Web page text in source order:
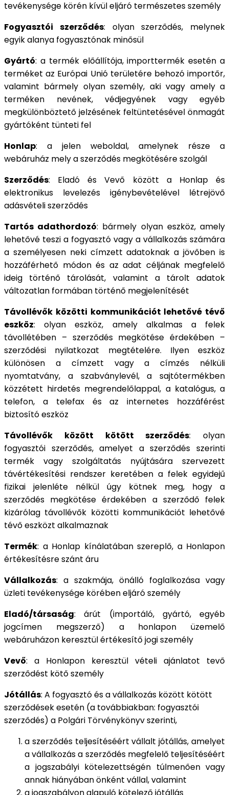
tevékenysége körén kívül eljáró természetes személy
Fogyasztói szerződés: olyan szerződés, melynek
egyik alanya fogyasztónak minősül
Gyártó: a termék előállítója, importtermék esetén a
terméket az Európai Unió területére behozó importőr,
valamint bármely olyan személy, aki vagy amely a
terméken nevének, védjegyének vagy egyéb
megkülönböztető jelzésének feltüntetésével önmagát
gyártóként tünteti fel
Honlap: a jelen weboldal, amelynek része a
webáruház mely a szerződés megkötésére szolgál
Szerződés: Eladó és Vevő között a Honlap és
elektronikus levelezés igénybevételével létrejövő
adásvételi szerződés
Tartós adathordozó: bármely olyan eszköz, amely
lehetővé teszi a fogyasztó vagy a vállalkozás számára
a személyesen neki címzett adatoknak a jövőben is
hozzáférhető módon és az adat céljának megfelelő
ideig történő tárolását, valamint a tárolt adatok
változatlan formában történő megjelenítését
Távollévők közötti kommunikációt lehetővé tévő
eszköz: olyan eszköz, amely alkalmas a felek
távollétében – szerződés megkötése érdekében –
szerződési nyilatkozat megtételére. Ilyen eszköz
különösen a címzett vagy a címzés nélküli
nyomtatvány, a szabványlevél, a sajtótermékben
közzétett hirdetés megrendelőlappal, a katalógus, a
telefon, a telefax és az internetes hozzáférést
biztosító eszköz
Távollévők között kötött szerződés: olyan
fogyasztói szerződés, amelyet a szerződés szerinti
termék vagy szolgáltatás nyújtására szervezett
távértékesítési rendszer keretében a felek egyidejű
fizikai jelenléte nélkül úgy kötnek meg, hogy a
szerződés megkötése érdekében a szerződő felek
kizárólag távollévők közötti kommunikációt lehetővé
tévő eszközt alkalmaznak
Termék: a Honlap kínálatában szereplő, a Honlapon
értékesítésre szánt áru
Vállalkozás: a szakmája, önálló foglalkozása vagy
üzleti tevékenysége körében eljáró személy
Eladó/társaság: árút (importáló, gyártó, egyéb
jogcímen megszerző) a honlapon üzemelő
webáruházon keresztül értékesítő jogi személy
Vevő: a Honlapon keresztül vételi ajánlatot tevő
szerződést kötő személy
Jótállás: A fogyasztó és a vállalkozás között kötött
szerződések esetén (a továbbiakban: fogyasztói
szerződés) a Polgári Törvénykönyv szerinti,
a szerződés teljesítéséért vállalt jótállás, amelyet
a vállalkozás a szerződés megfelelő teljesítéséért
a jogszabályi kötelezettségén túlmenően vagy
annak hiányában önként vállal, valamint